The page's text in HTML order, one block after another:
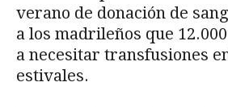
verano de donación de
a los madrileños que
a necesitar transfusiones
estivales.